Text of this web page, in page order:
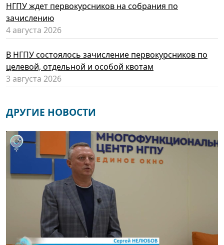
НГПУ ждет первокурсников на собрания по
зачислению
4 августа 2026
В НГПУ состоялось зачисление первокурсников по
целевой, отдельной и особой квотам
3 августа 2026
ДРУГИЕ НОВОСТИ